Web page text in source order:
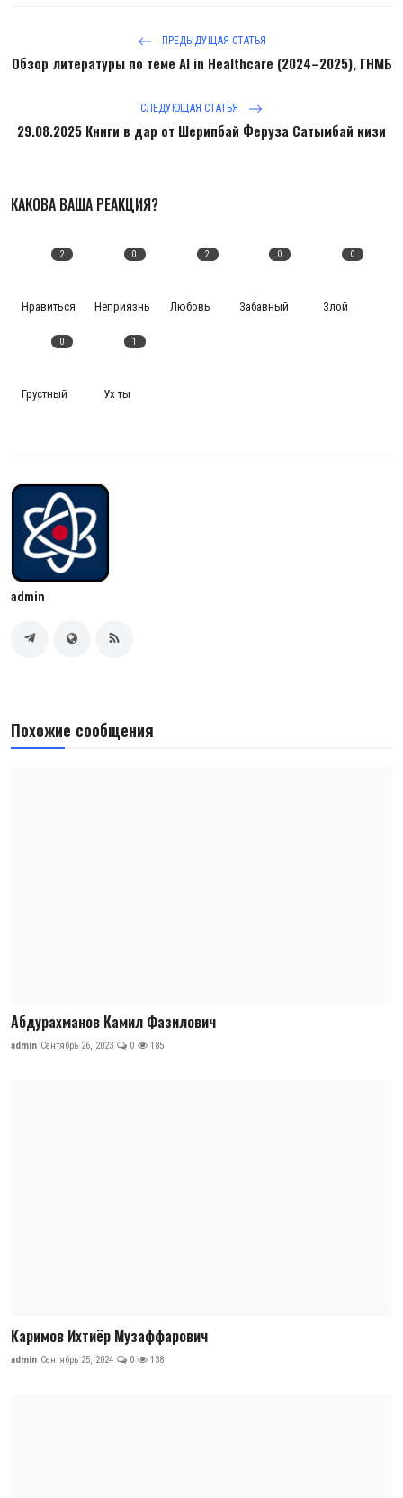
ПРЕДЫДУЩАЯ СТАТЬЯ
Обзор литературы по теме AI in Healthcare (2024–2025), ГНМБ
СЛЕДУЮЩАЯ СТАТЬЯ
29.08.2025 Книги в дар от Шерипбай Феруза Сатымбай кизи
КАКОВА ВАША РЕАКЦИЯ?
2
Нравиться
0
Неприязнь
2
Любовь
0
Забавный
0
Злой
0
Грустный
1
Ух ты
admin
Похожие сообщения
Абдурахманов Камил Фазилович
admin Сентябрь 26, 2023 0 185
Каримов Ихтиёр Музаффарович
admin Сентябрь 25, 2024 0 138